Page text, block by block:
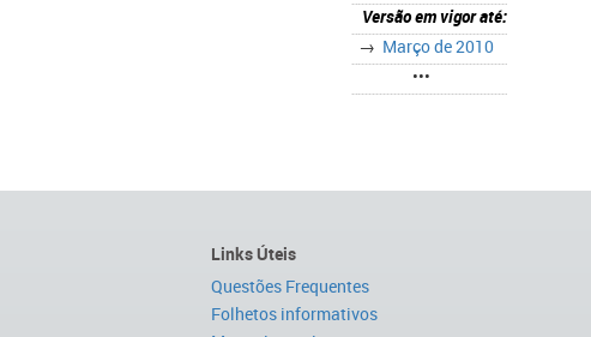
Versão em vigor até:
→ Março de 2010
•••
Links Úteis
Questões Frequentes
Folhetos informativos